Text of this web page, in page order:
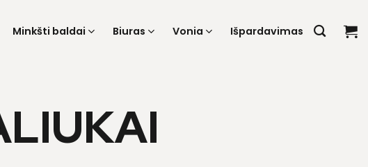
Minkšti baldai Biuras Vonia Išpardavimas